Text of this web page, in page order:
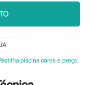
piscina cores e preço